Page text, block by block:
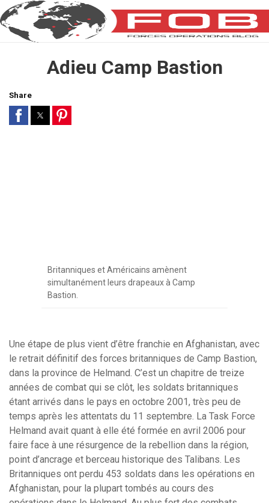
Adieu Camp Bastion
Share
Britanniques et Américains amènent
simultanément leurs drapeaux à Camp
Bastion.
Une étape de plus vient d’être franchie en Afghanistan, avec
le retrait définitif des forces britanniques de Camp Bastion,
dans la province de Helmand. C’est un chapitre de treize
années de combat qui se clôt, les soldats britanniques
étant arrivés dans le pays en octobre 2001, très peu de
temps après les attentats du 11 septembre. La Task Force
Helmand avait quant à elle été formée en avril 2006 pour
faire face à une résurgence de la rebellion dans la région,
point d’ancrage et berceau historique des Talibans. Les
Britanniques ont perdu 453 soldats dans les opérations en
Afghanistan, pour la plupart tombés au cours des